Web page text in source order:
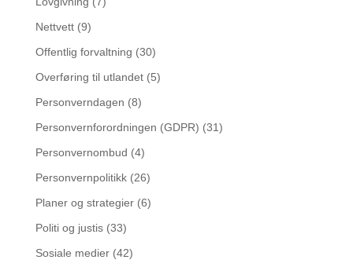
Nettvett(9)
Offentlig forvaltning (30)
Overføring til utlandet(5)
Personverndagen (8)
Personvernforordningen (GDPR) (31)
Personvernombud (4)
Personvernpolitikk(26)
Planer og strategier(6)
Politi og justis(33)
Sosiale medier(42)